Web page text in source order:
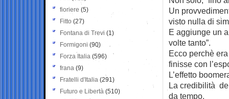
Un
visto nulla di
E aggiunge un
volte tanto”.
Ecco perchè
finisse con
L’effetto
La credibilità
da tempo.
fioriere (5)
Fitto (27)
Fontana di Trevi (1)
Formigoni (90)
Forza Italia (596)
frana (9)
Fratelli d'Italia (291)
Futuro e Libertà (510)